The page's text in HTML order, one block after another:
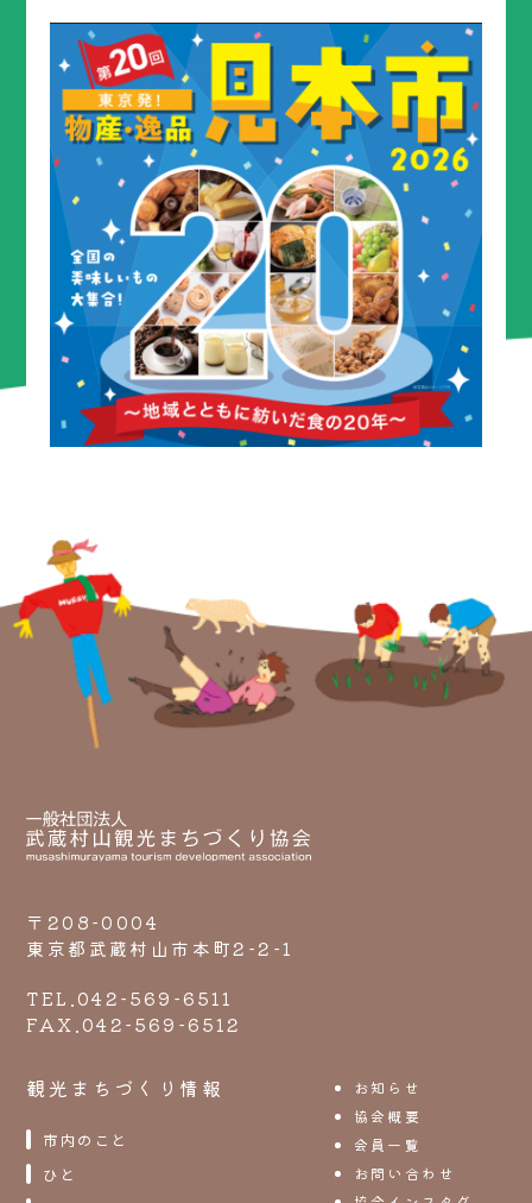
〒208-0004
東京都武蔵村山市本町2-2-1
TEL.042-569-6511
FAX.042-569-6512
観光まちづくり情報
市内のこと
ひと
お知らせ
協会概要
会員一覧
お問い合わせ